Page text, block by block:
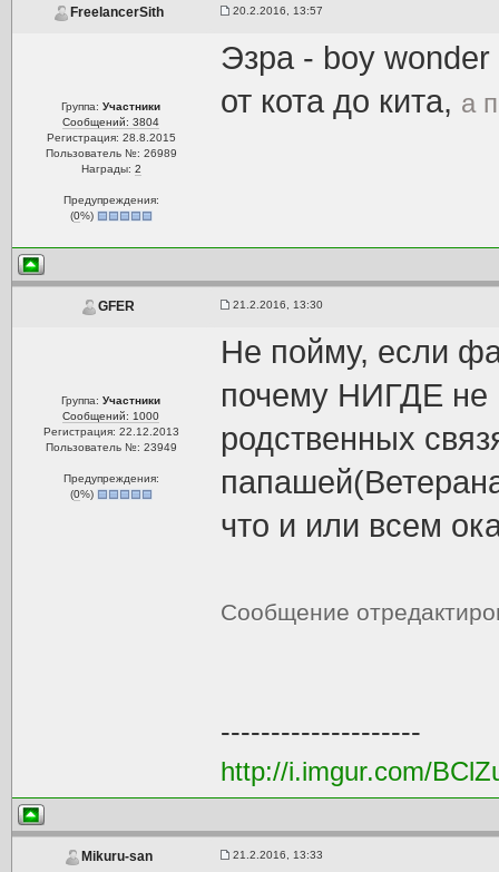
FreelancerSith 20.2.2016, 13:57
Группа:Участники
Сообщений: 3804
Регистрация: 28.8.2015
Пользователь №: 26989
Награды: 2
Предупреждения:
(0%)
Эзра - boy
от кота до кита, а
GFER 21.2.2016, 13:30
Группа:Участники
Сообщений: 1000
Регистрация: 22.12.2013
Пользователь №: 23949
Предупреждения:
(0%)
Не пойму, если
почему НИГДЕ не
родственных
что и или всем
Сообщение
--------------------
http://i.imgur.com/
Mikuru-san 21.2.2016, 13:33